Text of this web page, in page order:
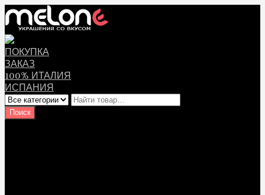
ПОКУПКА
ЗАКАЗ
100% ИТАЛИЯ
ИСПАНИЯ